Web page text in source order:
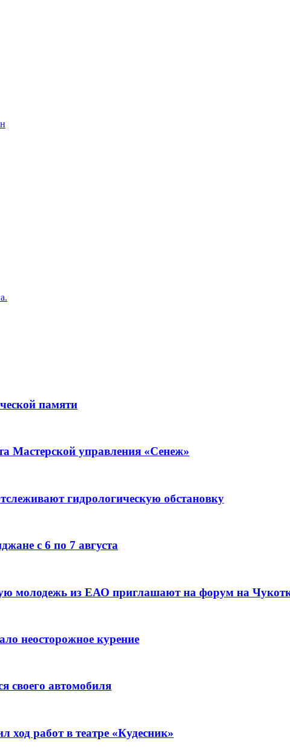
памяти
Мастерской управления «Сенеж»
гидрологическую обстановку
с 6 по 7 августа
молодежь из ЕАО приглашают на форум на
неосторожное курение
своего автомобиля
ход работ в театре «Кудесник»